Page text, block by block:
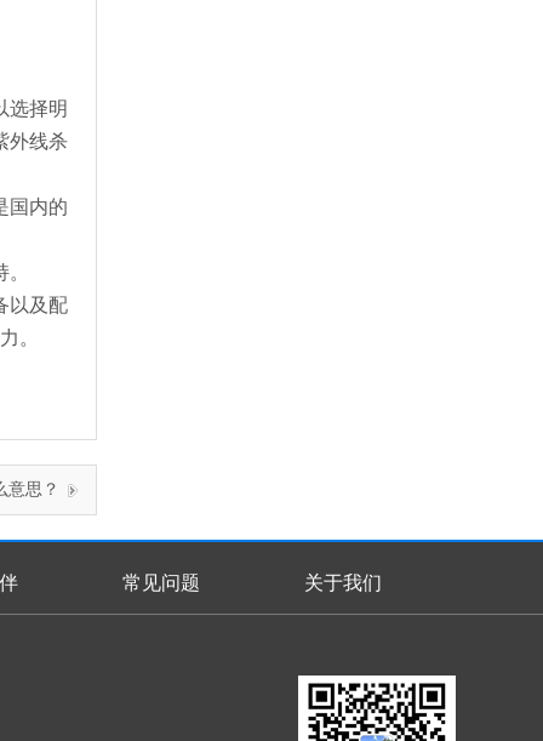
选择明
外线杀
国内的
以及配
。
意思？
常见问题 关于我们